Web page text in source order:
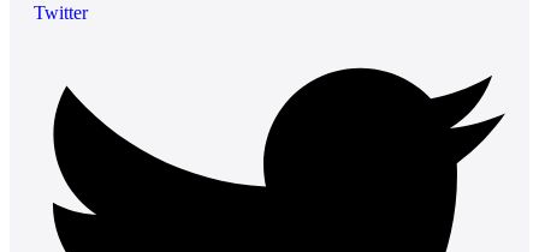
Twitter